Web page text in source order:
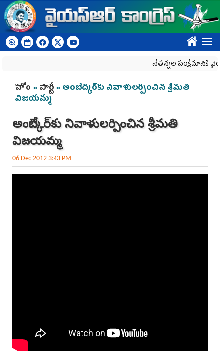
Skip to main content
????
నేతన్నల సంక్షేమానికి
You are here
హోం »పార్టీ » అంబేద్కర్‌కు నివాళులర్పించిన శ్రీమతి
విజయమ్మ
అంబేద్కర్‌కు నివాళులర్పించిన శ్రీమతి
విజయమ్మ
06 Dec 2012 3:43 PM